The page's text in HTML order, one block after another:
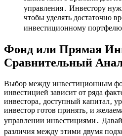
управления․ Инвестору
чтобы уделять достаточно
инвестиционному
Фонд или Прямая
Сравнительный
Выбор между инвестиционным
инвестицией зависит от ряда
инвестора‚ доступный капитал‚
инвестор готов принять‚ и
управлении инвестициями․
различия между этими двумя